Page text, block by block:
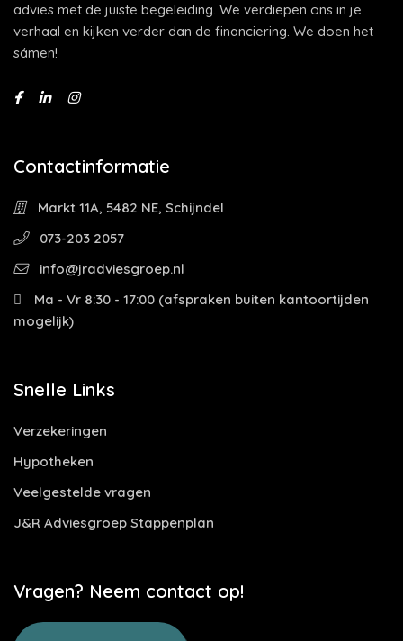
advies met de juiste begeleiding. We verdiepen ons in je
verhaal en kijken verder dan de financiering. We doen het
sámen!
Contactinformatie
Markt 11A, 5482 NE, Schijndel
073-203 2057
info@jradviesgroep.nl
Ma - Vr 8:30 - 17:00 (afspraken buiten kantoortijden
mogelijk)
Snelle Links
Verzekeringen
Hypotheken
Veelgestelde vragen
J&R Adviesgroep Stappenplan
Vragen? Neem contact op!